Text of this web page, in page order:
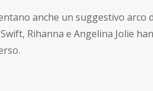
anche un suggestivo arco
Rihanna e Angelina Jolie